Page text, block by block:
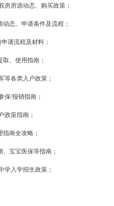
房房源动态、购买政策；
动态、申请条件及流程；
请流程及材料；
取、使用指南；
等各类入户政策；
保/报销指南；
政策指南；
指南全攻略；
、宝宝医保等指南；
学入学招生政策；